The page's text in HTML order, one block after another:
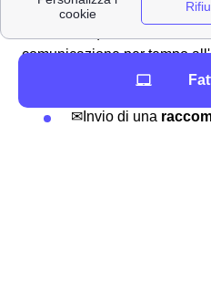
disdetta di un abbonamento
comunicazione per tempo
qua sotto alcuni dei canali
✉Invio di una